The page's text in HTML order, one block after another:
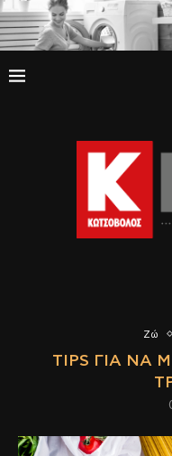
Ζώ
TIPS ΓΙΑ ΝΑ